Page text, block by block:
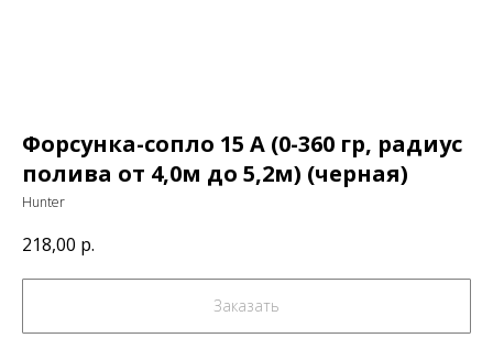
Форсунка-сопло 15 A (0-360 гр, радиус
полива от 4,0м до 5,2м) (черная)
Hunter
218,00 р.
Заказать